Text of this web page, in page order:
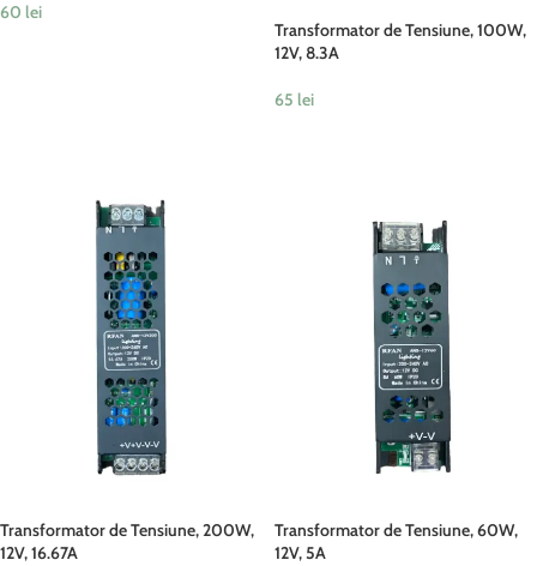
60 lei
Transformator de Tensiune, 100W,
12V, 8.3A
65 lei
Transformator de Tensiune, 200W,
12V, 16.67A
Transformator de Tensiune, 60W,
12V, 5A